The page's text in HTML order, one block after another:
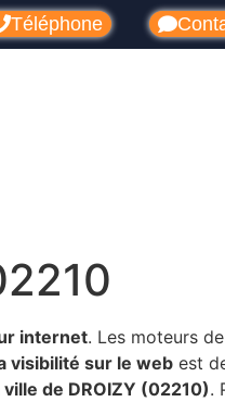
Téléphone
internet. Les moteurs
visibilité sur le web est
de DROIZY (02210).